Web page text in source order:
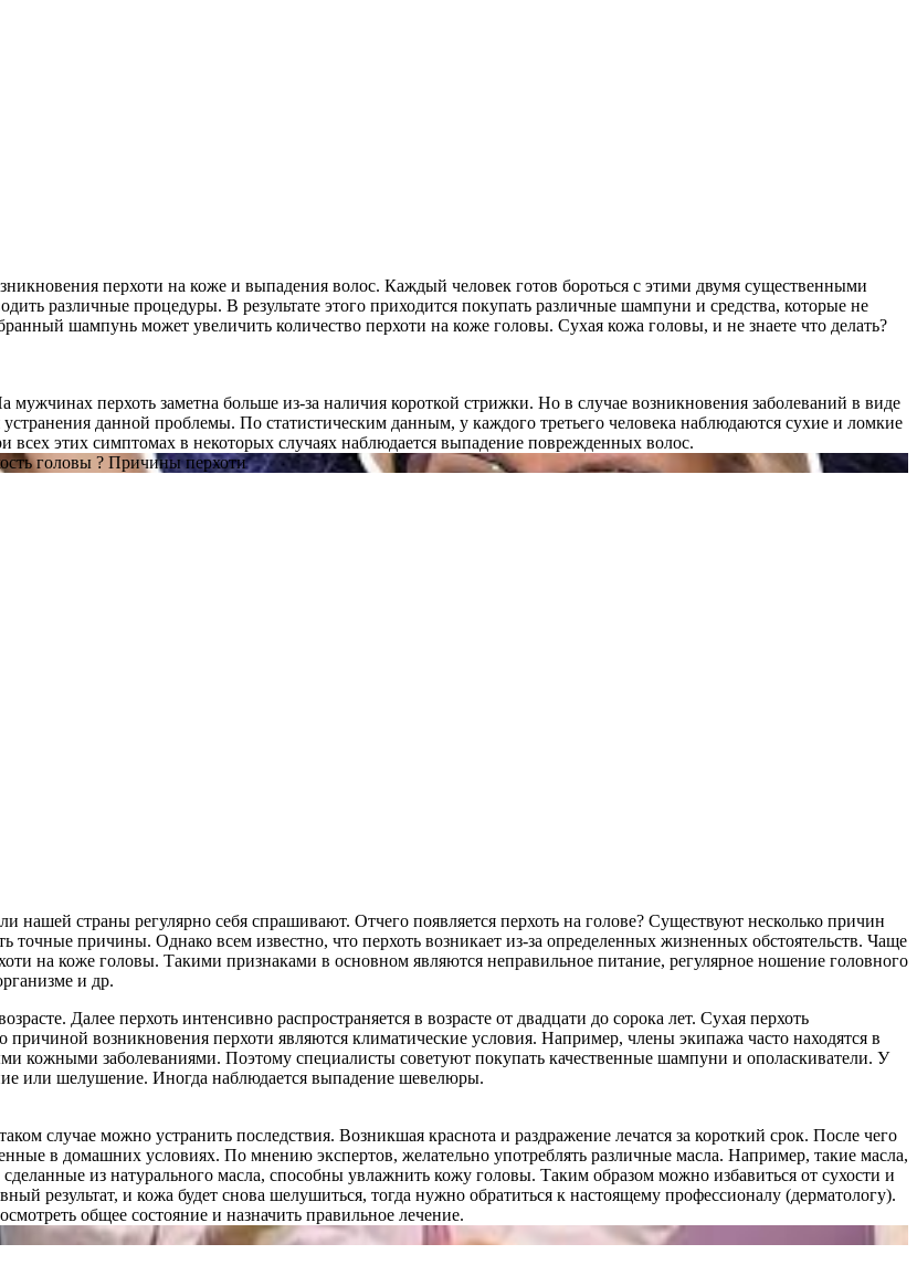
перхоти на коже и выпадения волос. Каждый человек готов бороться с этими двумя существенными
различные процедуры. В результате этого приходится покупать различные шампуни и средства, которые не
шампунь может увеличить количество перхоти на коже головы. Сухая кожа головы, и не знаете что делать?
перхоть заметна больше из-за наличия короткой стрижки. Но в случае возникновения заболеваний в виде
данной проблемы. По статистическим данным, у каждого третьего человека наблюдаются сухие и ломкие
всех этих симптомах в некоторых случаях наблюдается выпадение поврежденных волос.
головы ? Причины перхоти
нашей страны регулярно себя спрашивают. Отчего появляется перхоть на голове? Существуют несколько причин
точные причины. Однако всем известно, что перхоть возникает из-за определенных жизненных обстоятельств. Чаще
на коже головы. Такими признаками в основном являются неправильное питание, регулярное ношение головного
и др.
Далее перхоть интенсивно распространяется в возрасте от двадцати до сорока лет. Сухая перхоть
возникновения перхоти являются климатические условия. Например, члены экипажа часто находятся в
кожными заболеваниями. Поэтому специалисты советуют покупать качественные шампуни и ополаскиватели. У
или шелушение. Иногда наблюдается выпадение шевелюры.
случае можно устранить последствия. Возникшая краснота и раздражение лечатся за короткий срок. После чего
в домашних условиях. По мнению экспертов, желательно употреблять различные масла. Например, такие масла,
из натурального масла, способны увлажнить кожу головы. Таким образом можно избавиться от сухости и
результат, и кожа будет снова шелушиться, тогда нужно обратиться к настоящему профессионалу (дерматологу).
общее состояние и назначить правильное лечение.